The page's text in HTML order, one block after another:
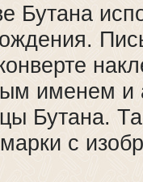
Бутана
именем
Бутана.
с